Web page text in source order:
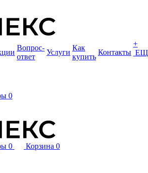
Вопрос-
ответ
Услуги
Как
купить
Контакты
+
0
0 Корзина 0